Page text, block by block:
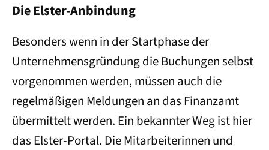
Die Elster-Anbindung
Besonders wenn in der Startphase der
Unternehmensgründung die Buchungen selbst
vorgenommen werden, müssen auch die
regelmäßigen Meldungen an das Finanzamt
übermittelt werden. Ein bekannter Weg ist hier
das Elster-Portal. Die Mitarbeiterinnen und